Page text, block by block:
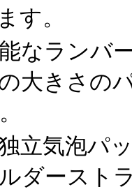
す。
なランバ
大きさの
立気泡パ
ダースト